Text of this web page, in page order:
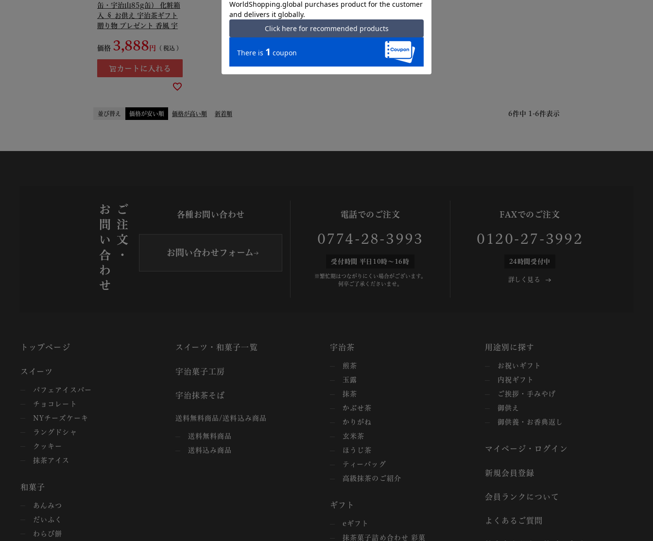
缶・宇治山85g缶） 化粧箱
入 § お供え 宇治茶ギフト
贈り物 プレゼント 香風 宇
価格 3,888 税込
カートに入れる
並び替え 価格が安い順 価格が高い順 新着順 6件中 1 -6件表示
ご注文・
お問い合わせ 各種お問い合わせ
お問い合わせフォーム
電話でのご注文
0774-28-3993
受付時間 平日10時～16時
※繁忙期はつながりにくい場合がございます。
何卒ご了承くださいませ。
FAXでのご注文
0120-27-3992
24時間受付中
詳しく見る
トップページ
スイーツ
パフェアイスバー
チョコレート
NYチーズケーキ
ラングドシャ
クッキー
抹茶アイス
和菓子
あんみつ
だいふく
わらび餅
スイーツ・和菓子一覧
宇治菓子工房
宇治抹茶そば
送料無料商品/送料込み商品
送料無料商品
送料込み商品
宇治茶
煎茶
玉露
抹茶
かぶせ茶
かりがね
玄米茶
ほうじ茶
ティーバッグ
高級抹茶のご紹介
ギフト
eギフト
抹茶菓子詰め合わせ 彩菓
用途別に探す
お祝いギフト
内祝ギフト
ご挨拶・手みやげ
御供え
御供養・お香典返し
マイページ・ログイン
新規会員登録
会員ランクについて
よくあるご質問